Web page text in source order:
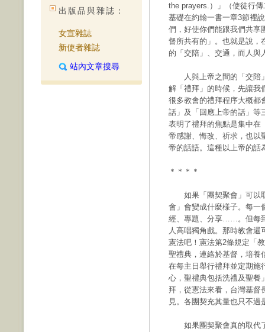
出版品與雜誌：
女宣雜誌
新使者雜誌
站內文章搜尋
the prayers.）」（使徒行
基礎在約翰一書一章3節裡
們，好使你們能跟我們共享
督所共有的」。也就是說，
的「交陪」、交通，而人與
人與上帝之間的「交陪」
解「禮拜」的時候，先讓我
很多教會的禮拜程序大概都
話」及「回應上帝的話」等
表明了禮拜的焦點是集中在
帝感謝、悔改、祈求，也以
帝的話語。這種以上帝的話
＊＊＊＊
如果「團契聚會」可以
會」會變成什麼樣子。每一
經、專題、分享……。但每
人高唱獨角戲。那時教會
憲法吧！憲法第2條規定「
聖禮典，連絡於基督，培養
在每主日舉行禮拜並定期施
心，聖禮典包括洗禮及聖餐
拜，從憲法來看，台灣基督
見。各團契充其量也只不
如果團契聚會真的取代了